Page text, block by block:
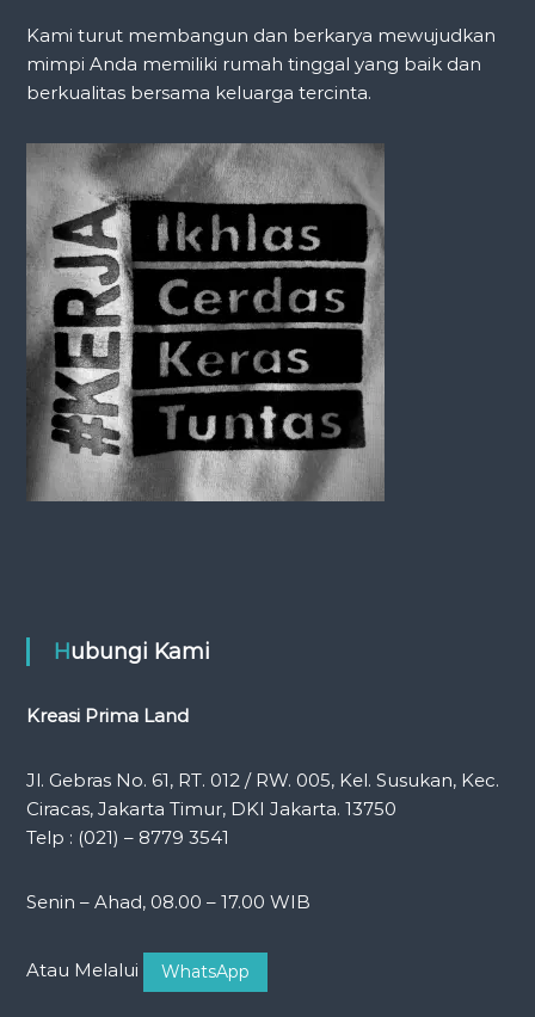
v
g
Kami turut membangun dan berkarya mewujudkan
mimpi Anda memiliki rumah tinggal yang baik dan
berkualitas bersama keluarga tercinta.
Hubungi Kami
Kreasi Prima Land
Jl. Gebras No. 61, RT. 012 / RW. 005, Kel. Susukan, Kec.
Ciracas, Jakarta Timur, DKI Jakarta. 13750
Telp : (021) – 8779 3541
Senin – Ahad, 08.00 – 17.00 WIB
Atau Melalui WhatsApp